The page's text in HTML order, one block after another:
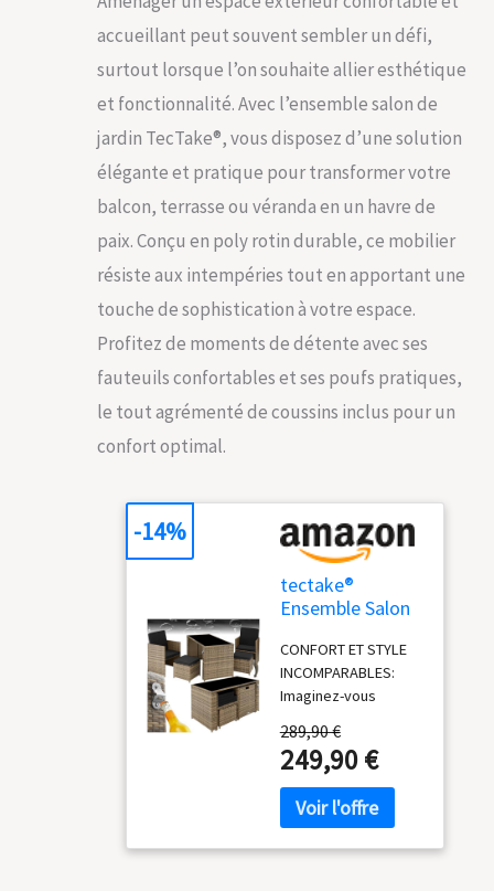
accueillant peut souvent sembler un défi,
surtout lorsque l’on souhaite allier esthétique
et fonctionnalité. Avec l’ensemble salon de
jardin TecTake®, vous disposez d’une solution
élégante et pratique pour transformer votre
balcon, terrasse ou véranda en un havre de
paix. Conçu en poly rotin durable, ce mobilier
résiste aux intempéries tout en apportant une
touche de sophistication à votre espace.
Profitez de moments de détente avec ses
fauteuils confortables et ses poufs pratiques,
le tout agrémenté de coussins inclus pour un
confort optimal.
tectake®
Ensemble Salon
Exterieur 4
Places en Poly
Rotin 2 Fauteuil
Salon, 2
Tabouret Pouf
et 1 Table de
Jardin, Coussins
Inclus, Mobilier
CONFORT ET STYLE
INCOMPARABLES:
Imaginez-vous
jardin avec notre
salon de jardin
extérieur. Conçu pour
votre confort
maximal, chaque
fauteuil salon offre
289,90 €
249,90 €
-14%